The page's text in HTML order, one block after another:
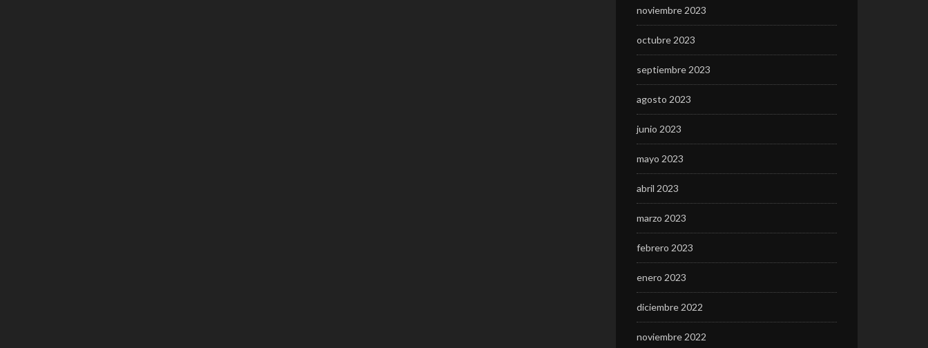
noviembre 2023
octubre 2023
septiembre 2023
agosto 2023
junio 2023
mayo 2023
abril 2023
marzo 2023
febrero 2023
enero 2023
diciembre 2022
noviembre 2022